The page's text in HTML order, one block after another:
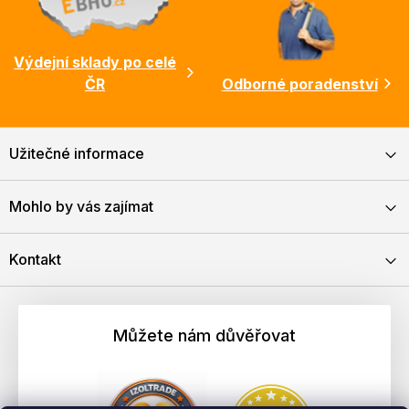
Výdejní sklady po celé
ČR
Odborné poradenství
Užitečné informace
Mohlo by vás zajímat
Kontakt
Můžete nám důvěřovat